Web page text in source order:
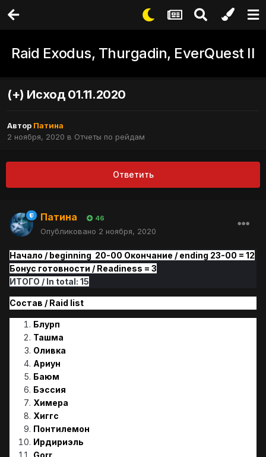
Raid Exodus, Thurgadin, EverQuest II
(+) Исход 01.11.2020
Автор Патина
2 ноября, 2020 в Отчеты по рейдам
Ответить
Патина 46
Опубликовано 2 ноября, 2020
Начало / beginning 20-00 Окончание / ending 23-00 = 12
Бонус готовности / Readiness = 3
ИТОГО / In total: 15
Состав / Raid list
Блурп
Ташма
Оливка
Ариун
Баюм
Бэссия
Химера
Хиггс
Понтилемон
Ирдириэль